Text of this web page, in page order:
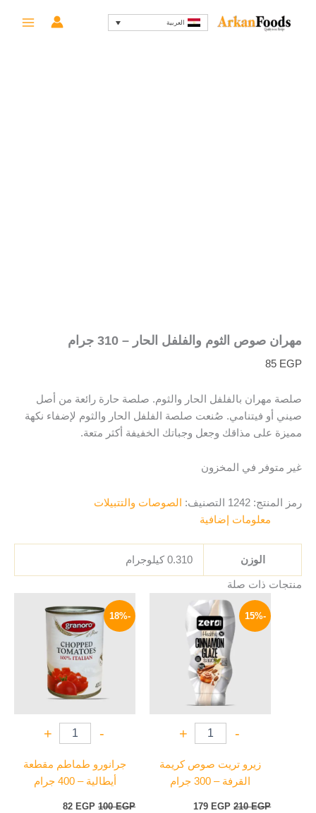
العربية
مهران صوص الثوم والفلفل الحار – 310 جرام
85 EGP
صلصة مهران بالفلفل الحار والثوم. صلصة حارة رائعة من أصل
صيني أو فيتنامي. صُنعت صلصة الفلفل الحار والثوم لإضفاء نكهة
مميزة على مذاقك وجعل وجباتك الخفيفة أكثر متعة.
غير متوفر في المخزون
رمز المنتج: 1242 التصنيف:
الصوصات والتتبيلات
معلومات إضافية
الوزن 0.310 كيلوجرام
منتجات ذات صلة
-15%
-
+
زيرو تريت صوص كريمة
القرفة – 300 جرام
210EGP
السعر
الأصلي
هو:
210 EGP.
179 EGP
الحالي
179 EGP.
-18%
-
+
جرانورو طماطم مقطعة
أيطالية – 400 جرام
100EGP
الأصلي
هو:
100 EGP.
82 EGP
الحالي
هو:
82 EGP.